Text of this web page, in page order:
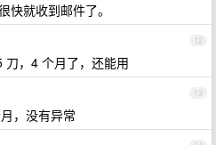
快就收到邮件了。
12
，4 个月了，还能用
13
，没有异常